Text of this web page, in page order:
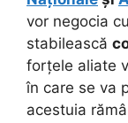
vor negocia
stabilească
forțele aliate
în care se va
acestuia